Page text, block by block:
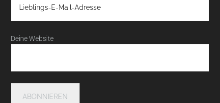
Deine Website